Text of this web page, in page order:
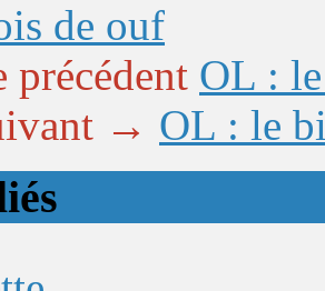
de ouf
OL :
→ OL : le